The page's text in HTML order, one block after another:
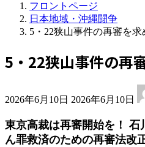
フロントページ
日本地域・沖縄闘争
5・22狭山事件の再審を
5・22狭山事件の再
2026年6月10日 終
新
日
2026年6月10日
東京高裁は再審開始を！ 石
ん罪救済のための再審法改